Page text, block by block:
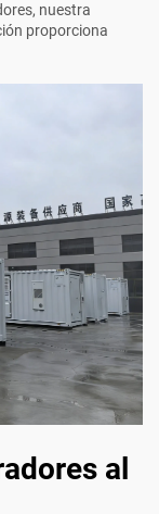
nuestra
proporciona
al